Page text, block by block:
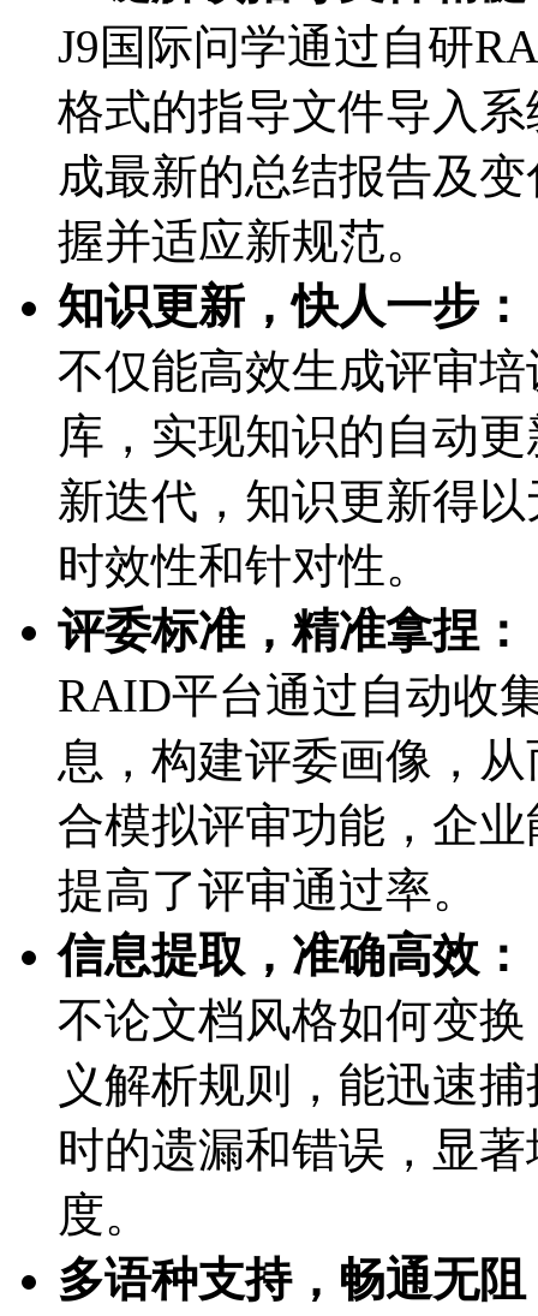
J9国际问学通过自研
格式的指导文件导入系统
成最新的总结报告及变
握并适应新规范。
知识更新，快人一步：
不仅能高效生成评审培
库，实现知识的自动
新迭代，知识更新得
时效性和针对性。
评委标准，精准拿捏：
RAID平台通过自动收
息，构建评委画像
合模拟评审功能，企
提高了评审通过率。
信息提取，准确高效：
不论文档风格如何变换
义解析规则，能迅速
时的遗漏和错误，
度。
多语种支持，畅通无阻